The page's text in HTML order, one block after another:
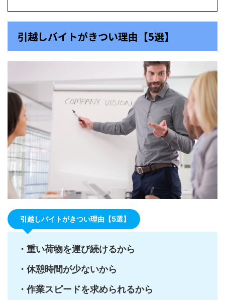
引越しバイトがきつい理由【5選】
引越しバイトがきつい理由【5選】
・重い荷物を運び続けるから
・休憩時間が少ないから
・作業スピードを求められるから